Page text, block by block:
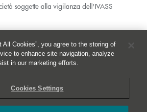
soggette alla vigilanza dell'IVASS
All Cookies”, you agree to the storing of
to enhance site navigation, analyze
in our marketing efforts.
Cookies Settings